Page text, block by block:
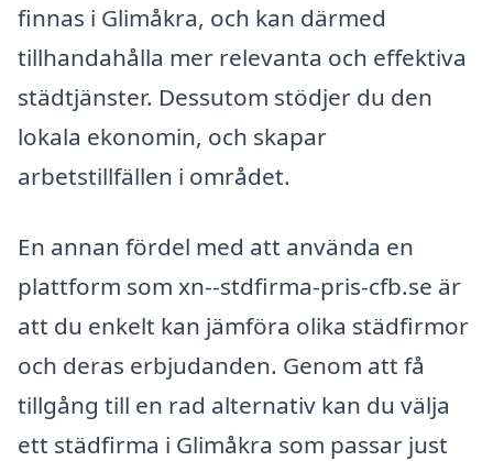
finnas i Glimåkra, och kan därmed
tillhandahålla mer relevanta och effektiva
städtjänster. Dessutom stödjer du den
lokala ekonomin, och skapar
arbetstillfällen i området.
En annan fördel med att använda en
plattform som xn--stdfirma-pris-cfb.se är
att du enkelt kan jämföra olika städfirmor
och deras erbjudanden. Genom att få
tillgång till en rad alternativ kan du välja
ett städfirma i Glimåkra som passar just